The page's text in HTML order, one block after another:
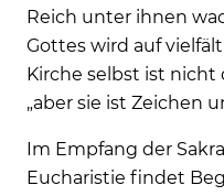
Reich unter ihnen
Gottes wird auf
Kirche selbst ist nicht
„aber sie ist Zeichen
Im Empfang der
Eucharistie findet